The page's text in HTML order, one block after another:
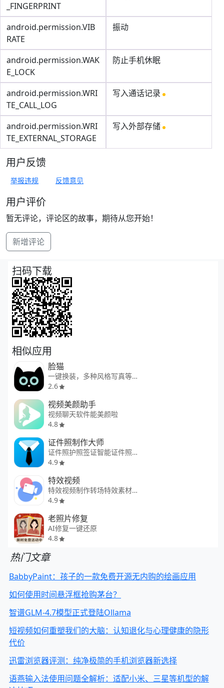
_FINGERPRINT
android.permission.VIB
RATE
振动
android.permission.WAK
E_LOCK
防止手机休眠
android.permission.WRI
TE_CALL_LOG
写入通话记录
android.permission.WRI
TE_EXTERNAL_STORAGE
写入外部存储
用户反馈
举报违规 反馈意见
用户评价
暂无评论，评论区的故事，期待从您开始！
新增评论
扫码下载
相似应用
脸猫
一键换装，多种风格写真等你拍
2.6
视频美颜助手
视频聊天软件能美颜啦
4.8
证件照制作大师
证件照护照签证智能证件照制作
4.9
特效视频
特效视频制作转场特效素材大全
4.9
老照片修复
AI修复一键还原
4.8
热门文章
BabbyPaint：孩子的一款免费开源无内购的绘画应用
如何使用时间悬浮框抢购茅台？
智谱GLM-4.7模型正式登陆Ollama
短视频如何重塑我们的大脑：认知退化与心理健康的隐形
代价
迅雷浏览器评测：纯净极简的手机浏览器新选择
语燕输入法使用问题全解析：适配小米、三星等机型的解